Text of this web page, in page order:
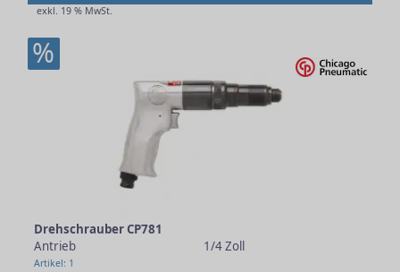
exkl. 19 % MwSt.
%
Drehschrauber CP781
Antrieb
1/4 Zoll
Artikel: 1